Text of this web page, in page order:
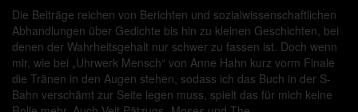
Die Beiträge reichen von Berichten und sozialwissenschaftlichen
Abhandlungen über Gedichte bis hin zu kleinen Geschichten, bei
denen der Wahrheitsgehalt nur schwer zu fassen ist. Doch wenn
mir, wie bei „Uhrwerk Mensch“ von Anne Hahn kurz vorm Finale
die Tränen in den Augen stehen, sodass ich das Buch in der S-
Bahn verschämt zur Seite legen muss, spielt das für mich keine